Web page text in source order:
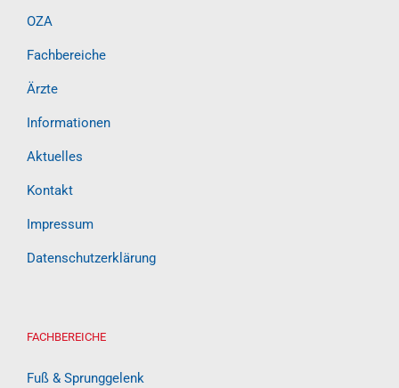
OZA
Fachbereiche
Ärzte
Informationen
Aktuelles
Kontakt
Impressum
Datenschutzerklärung
FACHBEREICHE
Fuß & Sprunggelenk